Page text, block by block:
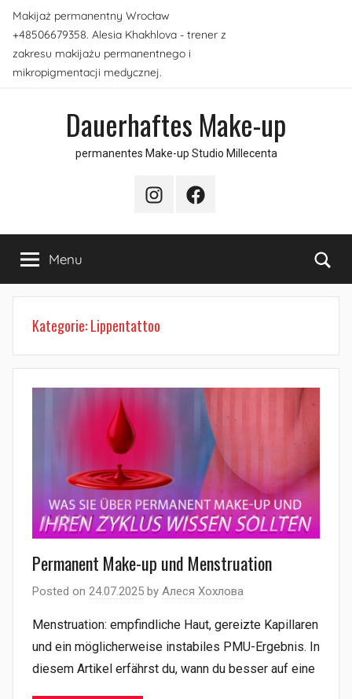
Skip
content
Makijaż permanentny Wrocław
+48506679358. Alesia Khakhlova - trener z
zakresu makijażu permanentnego i
mikropigmentacji medycznej.
Dauerhaftes Make-up
permanentes Make-up Studio Millecenta
InstagramFacebook
Menu
Kategorie:Lippentattoo
Permanent Make-up und Menstruation
Posted on 24.07.2025 by Алеся Хохлова
Menstruation: empfindliche Haut, gereizte Kapillaren
und ein möglicherweise instabiles PMU-Ergebnis. In
diesem Artikel erfährst du, wann du besser auf eine